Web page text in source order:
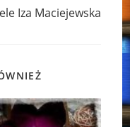
Iza Maciejewska